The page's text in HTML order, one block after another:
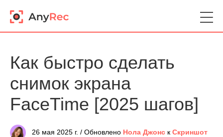
Как быстро сделать
снимок экрана
FaceTime [2025 шагов]
26 мая 2025 г. / Обновлено Нола Джонс к Скриншот